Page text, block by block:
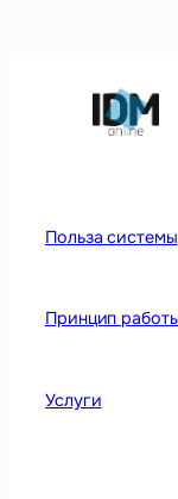
Польза системы
Принцип
Услуги